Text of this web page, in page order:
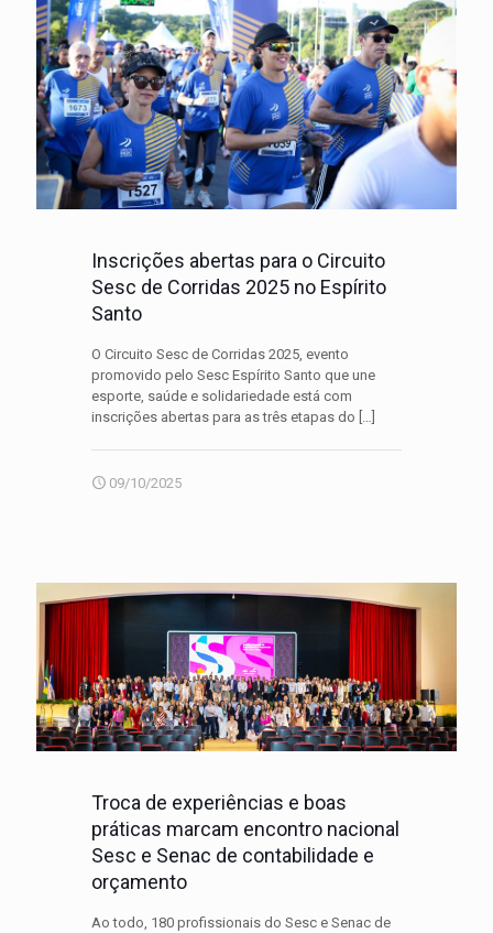
Inscrições abertas para o Circuito
Sesc de Corridas 2025 no Espírito
Santo
O Circuito Sesc de Corridas 2025, evento
promovido pelo Sesc Espírito Santo que une
esporte, saúde e solidariedade está com
inscrições abertas para as três etapas do
09/10/2025
Troca de experiências e boas
práticas marcam encontro nacional
Sesc e Senac de contabilidade e
orçamento
Ao todo, 180 profissionais do Sesc e Senac de